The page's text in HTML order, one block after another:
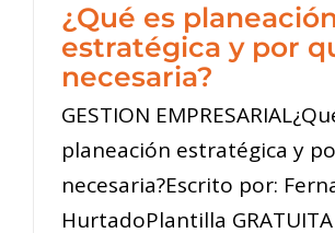
¿Qué es
estratégica y por
necesaria?
GESTION
planeación estratégica y
necesaria?Escrito por:
HurtadoPlantilla